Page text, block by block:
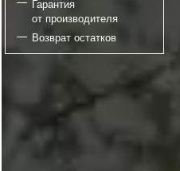
Гарантия
от производителя
Возврат остатков